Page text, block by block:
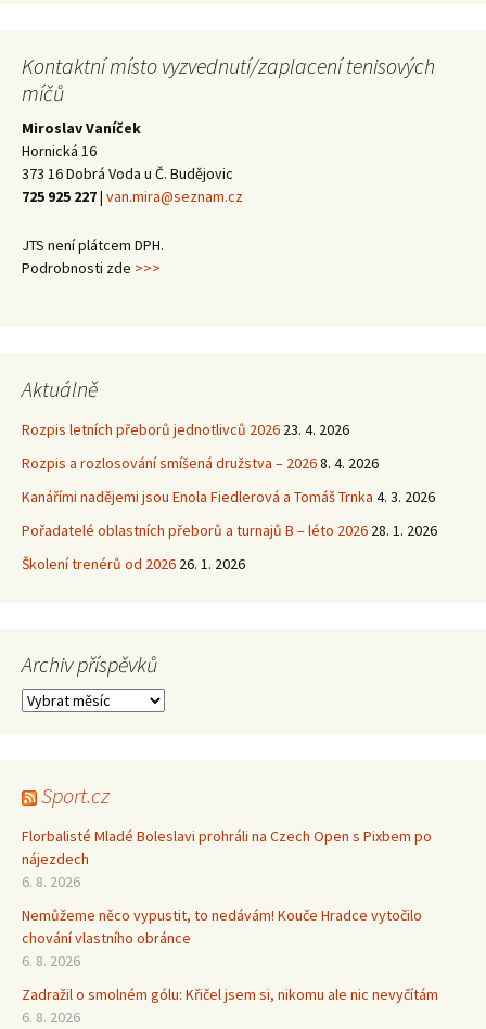
Kontaktní místo vyzvednutí/zaplacení tenisových
míčů
Miroslav Vaníček
Hornická 16
373 16 Dobrá Voda u Č. Budějovic
725 925 227| van.mira@seznam.cz
JTS není plátcem DPH.
Podrobnosti zde >>>
Aktuálně
Rozpis letních přeborů jednotlivců 2026 23. 4. 2026
Rozpis a rozlosování smíšená družstva – 20268. 4. 2026
Kanářími nadějemi jsou Enola Fiedlerová a Tomáš Trnka 4. 3. 2026
Pořadatelé oblastních přeborů a turnajů B – léto 2026 28. 1. 2026
Školení trenérů od 2026 26. 1. 2026
Archiv příspěvků
Archiv
Sport.cz
Florbalisté Mladé Boleslavi prohráli na Czech Open s Pixbem po
nájezdech
6. 8. 2026
Nemůžeme něco vypustit, to nedávám! Kouče Hradce vytočilo
chování vlastního obránce
6. 8. 2026
Zadražil o smolném gólu: Křičel jsem si, nikomu ale nic nevyčítám
6. 8. 2026